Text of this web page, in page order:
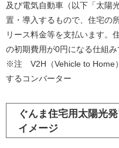
及び電気自動車（以下「太陽
置・導入するもので、住宅の
リース料金等を支払います。
の初期費用が0円になる仕組み
※注 V2H（Vehicle to Home
するコンバーター
ぐんま住宅用太陽光
イメージ